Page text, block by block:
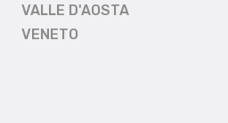
VALLE D'AOSTA
VENETO